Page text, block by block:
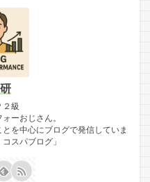
２級
ーおじさん。
を中心にブログで発信していま
スパブログ」